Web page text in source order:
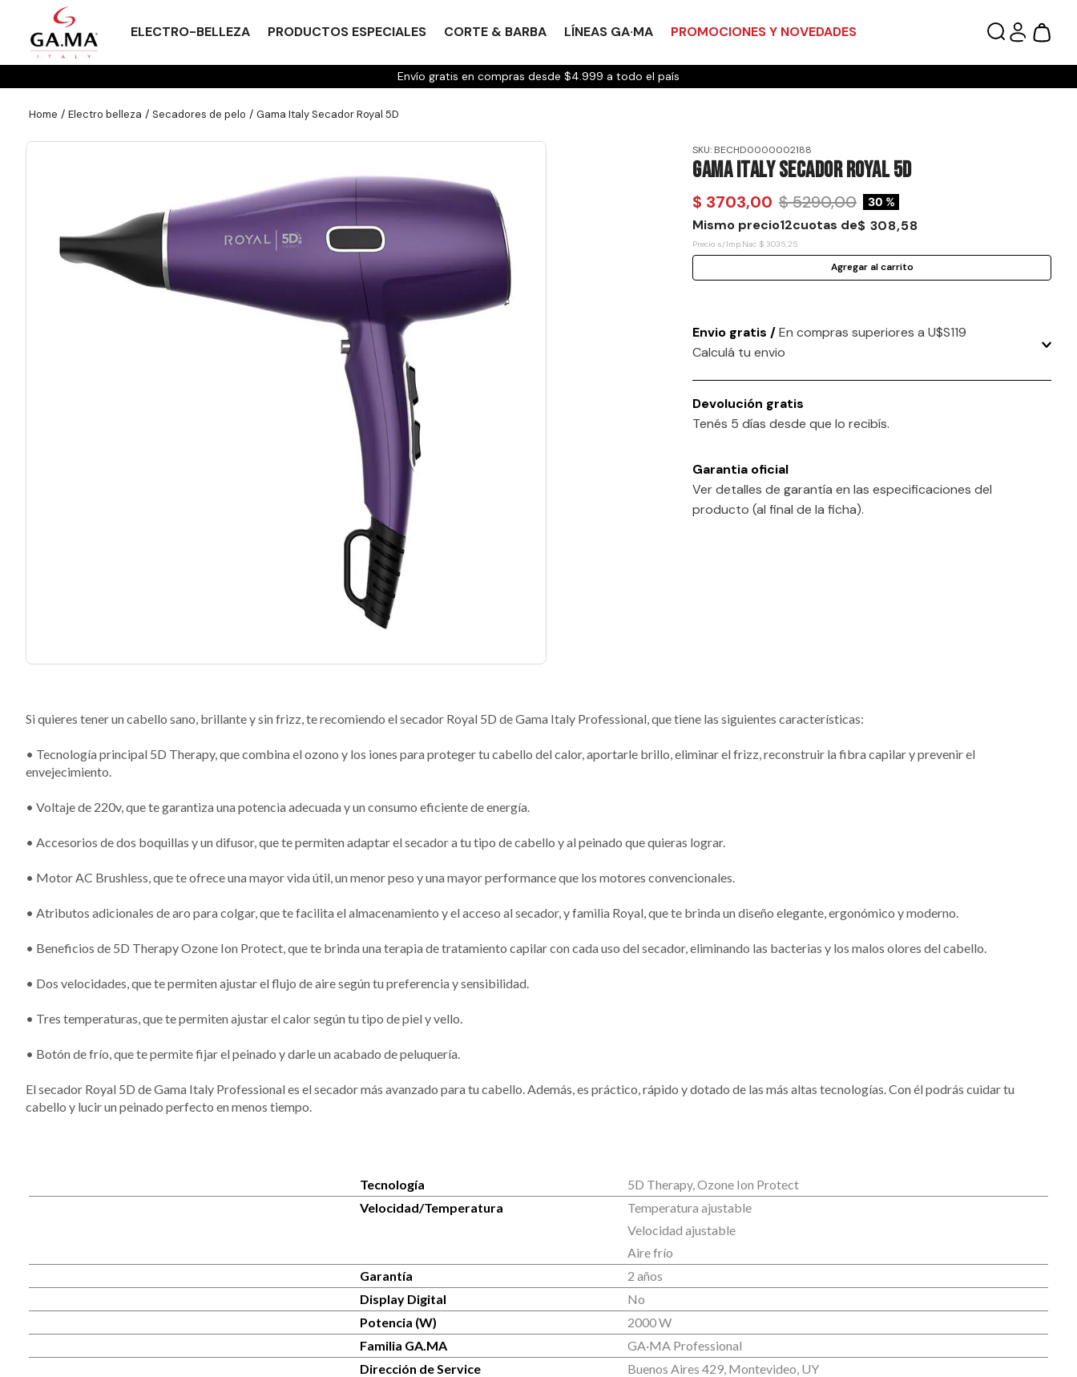
ELECTRO-BELLEZA PRODUCTOS ESPECIALES CORTE & BARBA LÍNEAS GA·MA PROMOCIONES Y NOVEDADES
Envío gratis en compras desde $4.999 a todo el país
electro belleza secadores de pelo Gama Italy Secador Royal 5D
SKU: BECHD0000002188
Gama Italy Secador Royal 5D
$ 3703,00 $5290,00 30 %
Mismo precio12cuotas de$ 308,58
Precio s/Imp.Nac $ 3035,25
Agregar al carrito
Envio gratis /En compras superiores a U$S119
Calculá tu envio
Devolución gratis
Tenés 5 días desde que lo recibís.
Garantia oficial
Ver detalles de garantía en las especificaciones del
producto (al final de la ficha).
Si quieres tener un cabello sano, brillante y sin frizz, te recomiendo el secador Royal 5D de Gama Italy Professional, que tiene las siguientes características:
• Tecnología principal 5D Therapy, que combina el ozono y los iones para proteger tu cabello del calor, aportarle brillo, eliminar el frizz, reconstruir la fibra capilar y prevenir el
envejecimiento.
• Voltaje de 220v, que te garantiza una potencia adecuada y un consumo eficiente de energía.
• Accesorios de dos boquillas y un difusor, que te permiten adaptar el secador a tu tipo de cabello y al peinado que quieras lograr.
• Motor AC Brushless, que te ofrece una mayor vida útil, un menor peso y una mayor performance que los motores convencionales.
• Atributos adicionales de aro para colgar, que te facilita el almacenamiento y el acceso al secador, y familia Royal, que te brinda un diseño elegante, ergonómico y moderno.
• Beneficios de 5D Therapy Ozone Ion Protect, que te brinda una terapia de tratamiento capilar con cada uso del secador, eliminando las bacterias y los malos olores del cabello.
• Dos velocidades, que te permiten ajustar el flujo de aire según tu preferencia y sensibilidad.
• Tres temperaturas, que te permiten ajustar el calor según tu tipo de piel y vello.
• Botón de frío, que te permite fijar el peinado y darle un acabado de peluquería.
El secador Royal 5D de Gama Italy Professional es el secador más avanzado para tu cabello. Además, es práctico, rápido y dotado de las más altas tecnologías. Con él podrás cuidar tu
cabello y lucir un peinado perfecto en menos tiempo.
Tecnología
5D Therapy, Ozone Ion Protect
Velocidad/Temperatura
Temperatura ajustable
Velocidad ajustable
Aire frío
Garantía
2 años
Display Digital
No
Potencia (W)
2000 W
Familia GA.MA
GA·MA Professional
Dirección de Service
Buenos Aires 429, Montevideo, UY